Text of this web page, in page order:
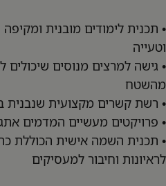
• תכנית לימודים מובנית
וטעייה
• גישה למרצים מנוסים
מהשטח
• רשת קשרים מקצועית שנבנית
• פרויקטים מעשיים המדמים
• תכנית השמה אישית הכוללת
לראיונות וחיבור למעסיקים